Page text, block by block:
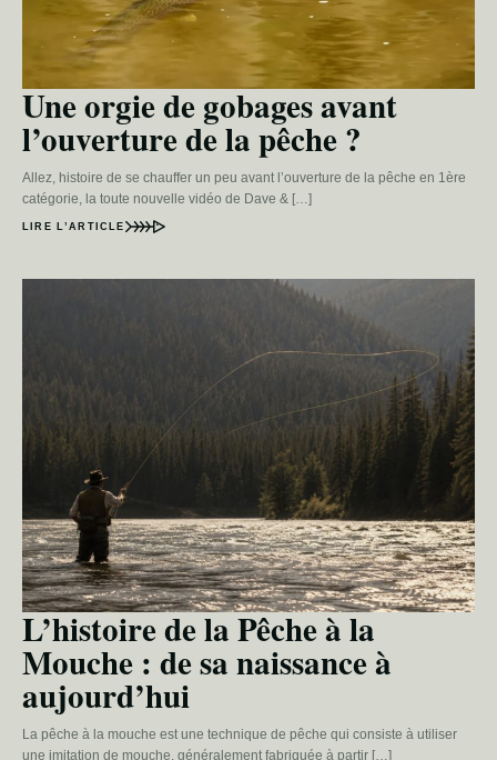
Une orgie de gobages avant
l’ouverture de la pêche ?
Allez, histoire de se chauffer un peu avant l’ouverture de la pêche en 1ère
catégorie, la toute nouvelle vidéo de Dave & […]
LIRE L’ARTICLE
L’histoire de la Pêche à la
Mouche : de sa naissance à
aujourd’hui
La pêche à la mouche est une technique de pêche qui consiste à utiliser
une imitation de mouche, généralement fabriquée à partir […]